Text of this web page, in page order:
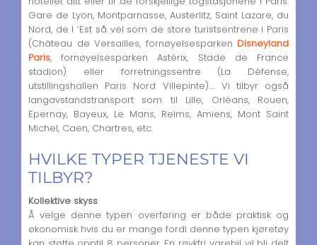
Gare de Lyon, Montparnasse, Austerlitz, Saint Lazare, du
Nord, de l ‘Est så vel som de store turistsentrene i Paris
(Château de Versailles, fornøyelsesparken Disneyland
Paris, fornøyelsesparken Astérix, Stade de France
stadion) eller forretningssentre (La Défense,
utstillingshallen Paris Nord Villepinte)…. Vi tilbyr også
langavstandstransport som til Lille, Orléans, Rouen,
Epernay, Bayeux, Le Mans, Reims, Amiens, Mont Saint
Michel, Caen, Chartres, etc.
HVILKE TYPER TJENESTE VI
TILBYR?
Kollektive skyss
Å velge denne typen overføring er både praktisk og
økonomisk hvis du er mange fordi denne typen kjøretøy